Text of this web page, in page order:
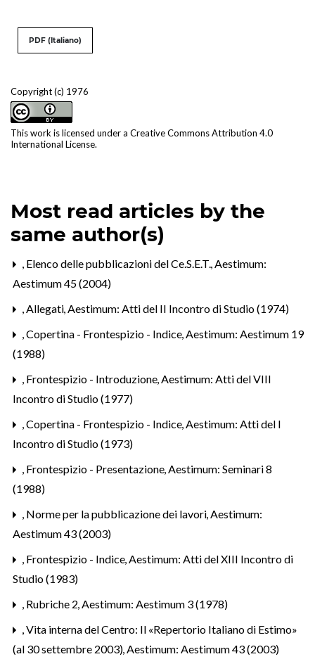
Copyright (c) 1976
This work is licensed under a Creative Commons Attribution 4.0
International License.
PDF (Italiano)
Most read articles by the
same author(s)
, Elenco delle pubblicazioni del Ce.S.E.T.,Aestimum:
Aestimum 45 (2004)
,Allegati,Aestimum: Atti del II Incontro di Studio (1974)
,Copertina - Frontespizio - Indice,Aestimum: Aestimum 19
(1988)
, Frontespizio - Introduzione,Aestimum: Atti del VIII
Incontro di Studio (1977)
,Copertina - Frontespizio - Indice,Aestimum: Atti del I
Incontro di Studio (1973)
, Frontespizio - Presentazione,Aestimum: Seminari 8
(1988)
, Norme per la pubblicazione dei lavori,Aestimum:
Aestimum 43 (2003)
, Frontespizio - Indice,Aestimum: Atti del XIII Incontro di
Studio (1983)
, Rubriche 2,Aestimum: Aestimum 3 (1978)
,Vita interna del Centro: Il «Repertorio Italiano di Estimo»
(al 30 settembre 2003),Aestimum: Aestimum 43 (2003)